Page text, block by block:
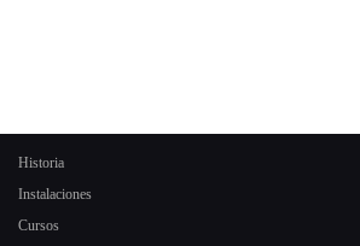
Historia
Instalaciones
Cursos